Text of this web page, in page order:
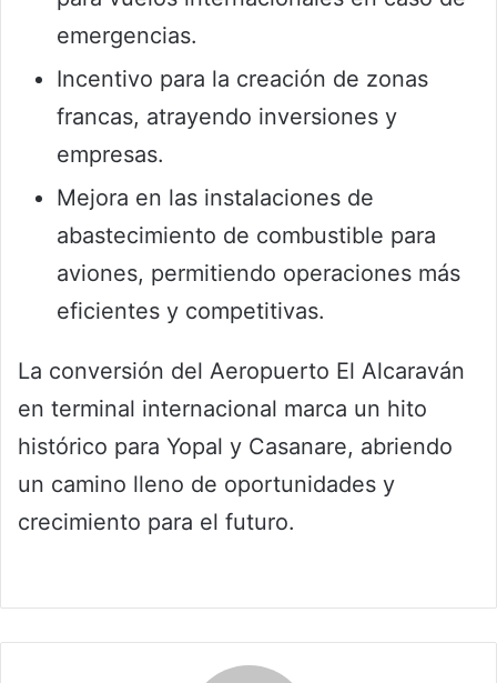
emergencias.
Incentivo para la creación de zonas
francas, atrayendo inversiones y
empresas.
Mejora en las instalaciones de
abastecimiento de combustible para
aviones, permitiendo operaciones más
eficientes y competitivas.
La conversión del Aeropuerto El Alcaraván
en terminal internacional marca un hito
histórico para Yopal y Casanare, abriendo
un camino lleno de oportunidades y
crecimiento para el futuro.